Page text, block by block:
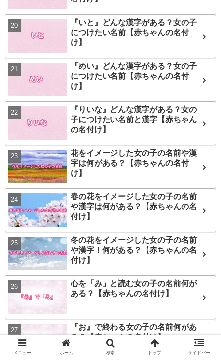
『いと』どんな漢字がある？女の子
につけたい名前【赤ちゃんの名付
け】
『めい』どんな漢字がある？女の子
につけたい名前【赤ちゃんの名付
け】
『りいな』どんな漢字がある？女の
子につけたい名前と漢字【赤ちゃん
の名付け】
花をイメージした女の子の名前や漢
字は何がある？【赤ちゃんの名付
け】
春の花をイメージした女の子の名前
や漢字は何がある？【赤ちゃんの名
付け】
冬の花をイメージした女の子の名前
や漢字！何がある？【赤ちゃんの名
付け】
心を「み」と読む女の子の名前何が
ある？【赤ちゃんの名付け】
『お』で終わる女の子の名前何があ
る？【赤ちゃんの名付け】
メニュー ホーム 検索 トップ サイドバー